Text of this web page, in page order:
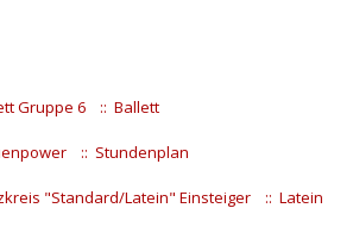
Gruppe 6 :: Ballett
:: Stundenplan
"Standard/Latein" Einsteiger :: Latein